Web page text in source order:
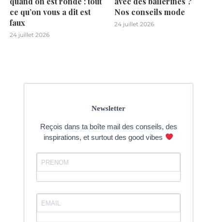
ce qu’on vous a dit est
faux
24 juillet 2026
Nos conseils mode
24 juillet 2026
Newsletter
Reçois dans ta boîte mail des conseils, des
inspirations, et surtout des good vibes